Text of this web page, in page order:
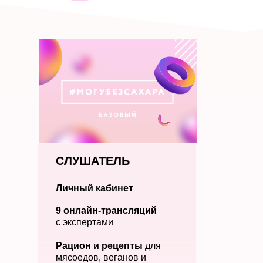
СЛУШАТЕЛЬ
Личный кабинет
9 онлайн-трансляций
с экспертами
Рацион и рецепты для
мясоедов, веганов и